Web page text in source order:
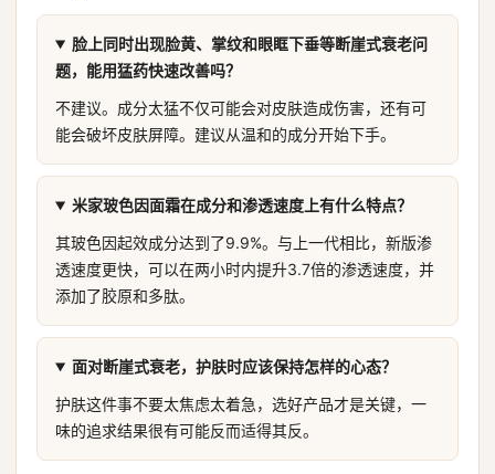
脸上同时出现脸黄、掌纹和眼眶下垂等断崖式衰老问
题，能用猛药快速改善吗？
不建议。成分太猛不仅可能会对皮肤造成伤害，还有可
能会破坏皮肤屏障。建议从温和的成分开始下手。
米家玻色因面霜在成分和渗透速度上有什么特点？
其玻色因起效成分达到了9.9%。与上一代相比，新版渗
透速度更快，可以在两小时内提升3.7倍的渗透速度，并
添加了胶原和多肽。
面对断崖式衰老，护肤时应该保持怎样的心态？
护肤这件事不要太焦虑太着急，选好产品才是关键，一
味的追求结果很有可能反而适得其反。